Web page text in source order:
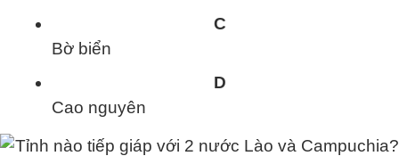
C
Bờ biển
D
Cao nguyên